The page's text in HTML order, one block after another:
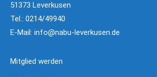
51373 Leverkusen
Tel.: 0214/49940
E-Mail: info@nabu-leverkusen.de
Mitglied werden